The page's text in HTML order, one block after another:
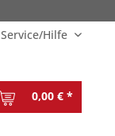
Service/Hilfe
0,00 € *